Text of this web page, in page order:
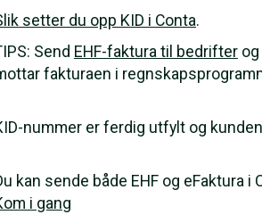
setter du opp KID i Conta.
Send EHF-faktura til bedrifter og
fakturaen i
nummer er ferdig utfylt og
kan sende både EHF og eFaktura i
i gang